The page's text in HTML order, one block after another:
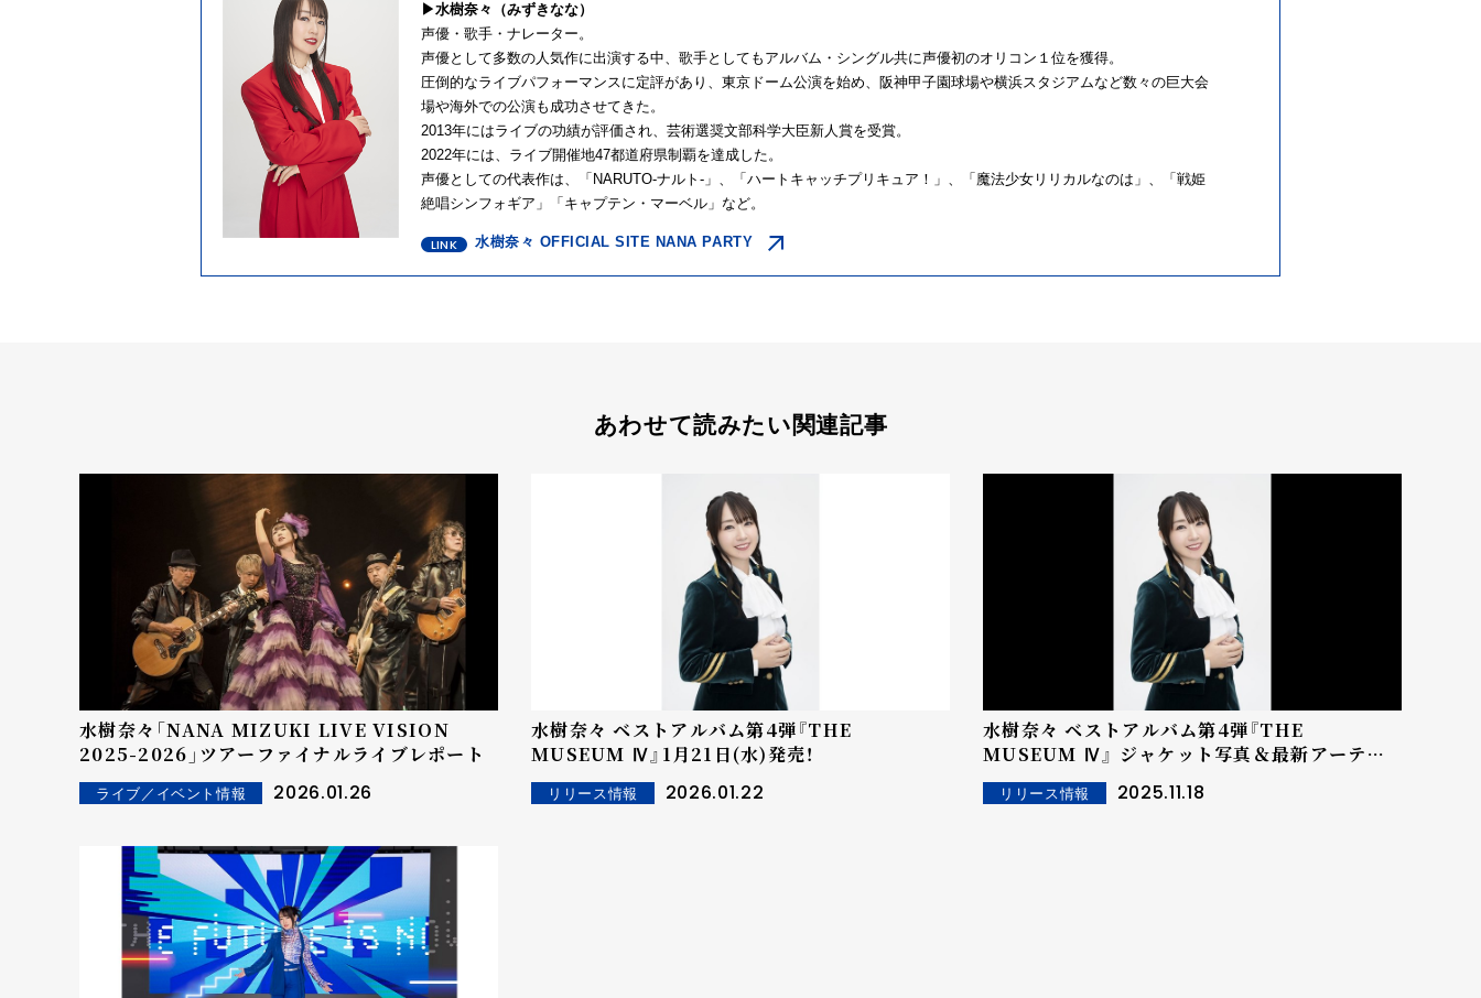
▶水樹奈々（みずきなな）
声優・歌手・ナレーター。
声優として多数の人気作に出演する中、歌手としてもアルバム・シングル共に声優初のオリコン１位を獲得。
圧倒的なライブパフォーマンスに定評があり、東京ドーム公演を始め、阪神甲子園球場や横浜スタジアムなど数々の巨大会
場や海外での公演も成功させてきた。
2013年にはライブの功績が評価され、芸術選奨文部科学大臣新人賞を受賞。
2022年には、ライブ開催地47都道府県制覇を達成した。
声優としての代表作は、「NARUTO-ナルト-」、「ハートキャッチプリキュア！」、「魔法少女リリカルなのは」、「戦姫
絶唱シンフォギア」「キャプテン・マーベル」など。
水樹奈々 OFFICIAL SITE NANA PARTY
あわせて読みたい関連記事
水樹奈々「NANA MIZUKI LIVE VISION
2025-2026」ツアーファイナルライブレポート
ライブ／イベント情報 2026.01.26
水樹奈々 ベストアルバム第4弾『THE
MUSEUM Ⅳ』1月21日(水)発売！
リリース情報 2026.01.22
水樹奈々 ベストアルバム第4弾『THE
MUSEUM Ⅳ』 ジャケット写真＆最新アーティ
ストビジュアル公開！
リリース情報 2025.11.18